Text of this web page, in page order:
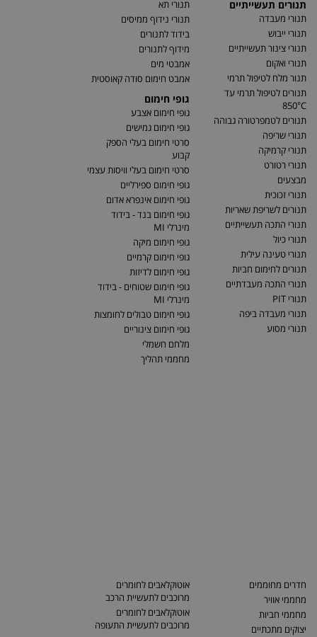
תנורים תעשייתיים
תנורי מעבדה
תנורי ייבוש
תנורי צינור תעשייתיים
תנורי ואקום
תנור מלח לטיפול תרמי
תנורים לטיפול תרמי עד
850°C
תנורים לטמפרטורה גבוהה
תנורי שריפה
תנורי קרמיקה
תנורי רטורט
מבצעים
תנורי זכוכית
תנורים לשריפת שאריות
תנורי התכה תעשייתיים
תנורי כיול
תנורי טעינה עילית
תנורים לחימום חביות
תנורי התכה מעבדתיים
תנורי PIT
תנורי מעבדה ביפה
תנורי מסוע
תנורי תא
תנורי נידוף ממיסים
בידוד לתנורים
מידוף לתנורים
אמבטי מים
אמבט חימום סודה קאוסטית
גופי חימום
גופי חימום אצבע
גופי חימום גמישים
סרטי חימום בעלי הספק
קבוע
סרטי חימום בעלי וויסות עצמי
גופי חימום ספירליים
גופי חימום אינפרא אדום
גופי חימום בנד - בידוד
מינרלי MI
גופי חימום מיקה
גופי חימום קרמיים
גופי חימום לדיזות
גופי חימום שטוחים - בידוד
מינרלי MI
גופי חימום טבולים לחומצות
גופי חימום צינוריים
מלחם חשמלי
מחממי תהליך
חדרים מחוממים
מחממי אוויר
מחממי חביות
יצוקים מתכתיים
אוטוקלאבים לחומרים
מרוכבים לתעשיית הרכב
אוטוקלאבים לחומרים
מרוכבים לתעשיית התעופה